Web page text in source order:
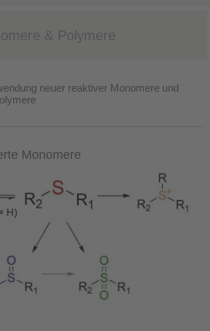
& Polymere
neuer reaktiver Monomere und
Monomere